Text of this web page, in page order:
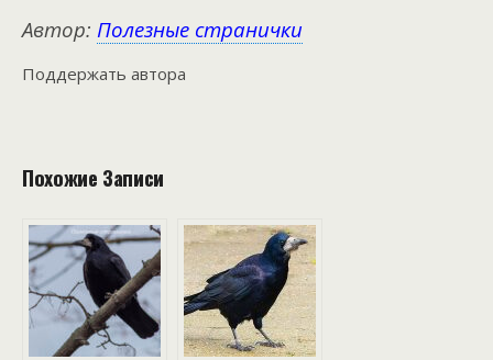
Автор: Полезные странички
Поддержать автора
Похожие Записи